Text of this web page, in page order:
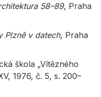
58–89, Praha
Plzně v datech, Praha
škola „Vítězného
1976, č. 5, s. 200–